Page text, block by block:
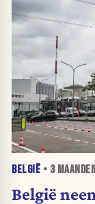
BELGIË • 3
België